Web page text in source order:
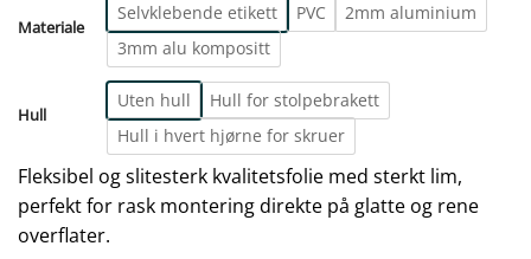
Materiale
Selvklebende etikett PVC
2mm aluminium
3mm alu kompositt
Hull
Uten hull
Hull for stolpebrakett
Hull i hvert hjørne for skruer
Fleksibel og slitesterk kvalitetsfolie med sterkt lim,
perfekt for rask montering direkte på glatte og rene
overflater.